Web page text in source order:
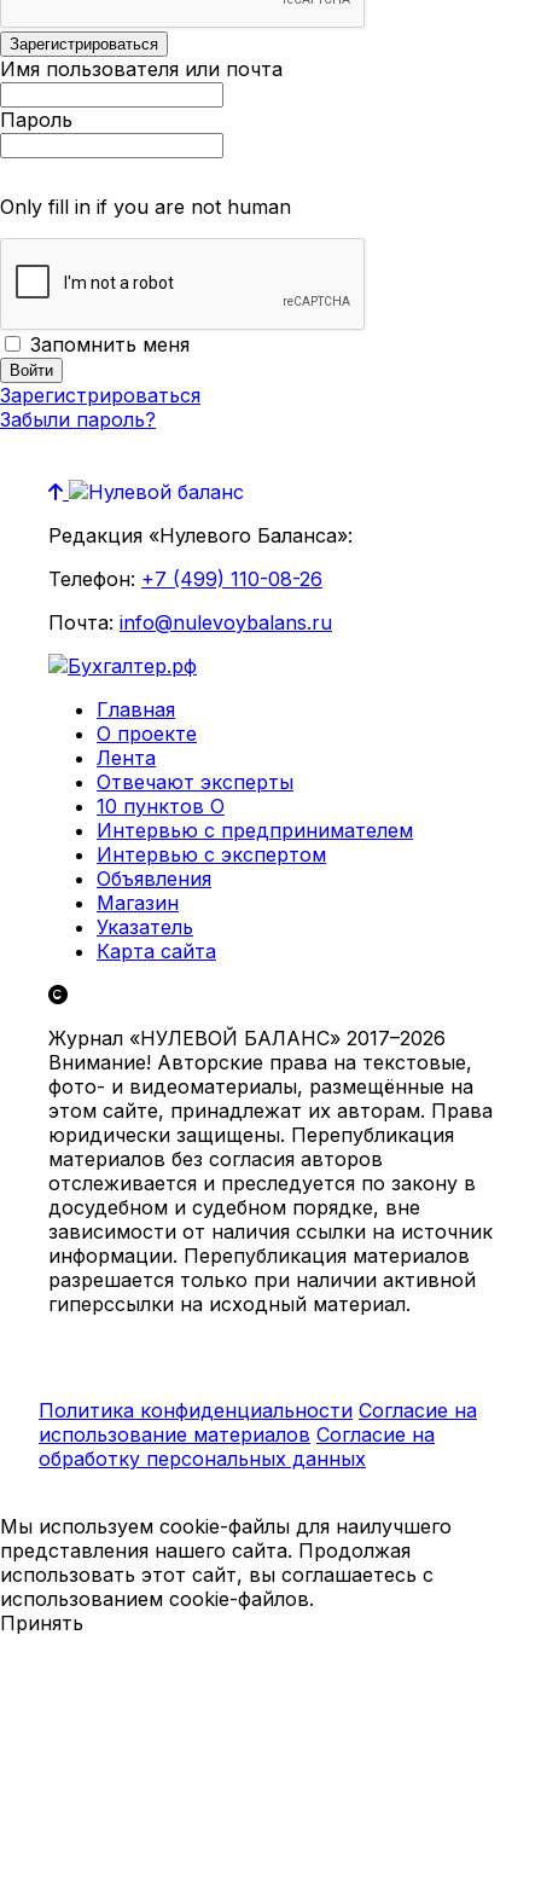
Имя пользователя или почта
Пароль
Only fill in if you are not human
Запомнить меня
Зарегистрироваться
Забыли пароль?
Редакция «Нулевого Баланса»:
Телефон: +7 (499) 110-08-26
Почта: info@nulevoybalans.ru
Главная
О проекте
Лента
Отвечают эксперты
10 пунктов О
Интервью с предпринимателем
Интервью с экспертом
Объявления
Магазин
Указатель
Карта сайта
Журнал «НУЛЕВОЙ БАЛАНС» 2017–2026
Внимание! Авторские права на текстовые,
фото- и видеоматериалы, размещённые на
этом сайте, принадлежат их авторам. Права
юридически защищены. Перепубликация
материалов без согласия авторов
отслеживается и преследуется по закону в
досудебном и судебном порядке, вне
зависимости от наличия ссылки на источник
информации. Перепубликация материалов
разрешается только при наличии активной
гиперссылки на исходный материал.
Политика конфиденциальности Согласие на
использование материалов Согласие на
обработку персональных данных
Мы используем cookie-файлы для наилучшего
представления нашего сайта. Продолжая
использовать этот сайт, вы соглашаетесь с
использованием cookie-файлов.
Принять